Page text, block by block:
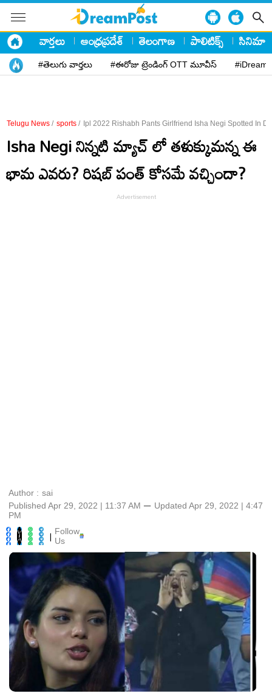
వార్తలు ఆంధ్రప్రదేశ్ తెలంగాణ పాలిటిక్స్ సినిమా
#తెలుగు వార్తలు #ఈరోజు ట్రెండింగ్ OTT మూవీస్
Telugu News / sports / Ipl 2022 Rishabh Pants Girlfriend Isha Negi Spotted In
Isha Negi నిన్నటి మ్యాచ్ లో తళుక్కుమన్న ఈ
భామ ఎవరు? రిషబ్ పంత్ కోసమే వచ్చిందా?
Author : sai
Published Apr 29, 2022 | 11:37 AM ⚊ Updated Apr 29, 2022 | 4:47
PM
| Follow
Us